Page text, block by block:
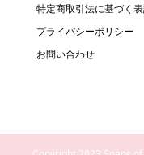
特定商取引法に基づく
プライバシーポリシー
お問い合わせ